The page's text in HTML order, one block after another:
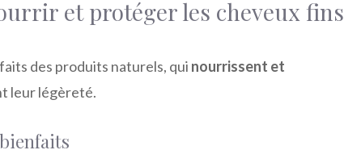
et protéger les cheveux fins
des produits naturels, qui nourrissent et
leur légèreté.